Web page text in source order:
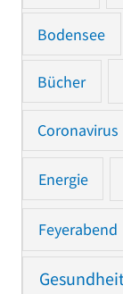
Bodensee
Bücher
Coronavirus
Energie
Feyerabend